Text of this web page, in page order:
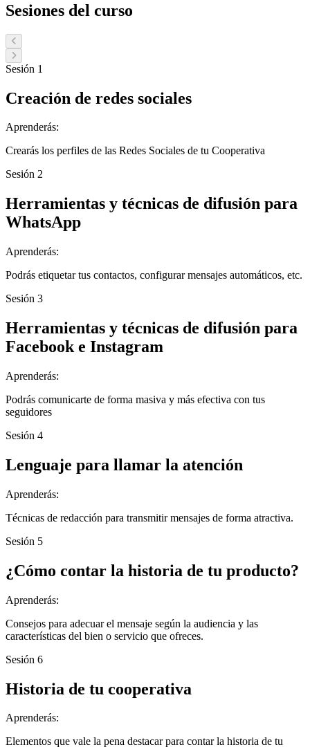
Sesiones del curso
Sesión 1
Creación de redes sociales
Aprenderás:
Crearás los perfiles de las Redes Sociales de tu Cooperativa
Sesión 2
Herramientas y técnicas de difusión para
WhatsApp
Aprenderás:
Podrás etiquetar tus contactos, configurar mensajes automáticos, etc.
Sesión 3
Herramientas y técnicas de difusión para
Facebook e Instagram
Aprenderás:
Podrás comunicarte de forma masiva y más efectiva con tus
seguidores
Sesión 4
Lenguaje para llamar la atención
Aprenderás:
Técnicas de redacción para transmitir mensajes de forma atractiva.
Sesión 5
¿Cómo contar la historia de tu producto?
Aprenderás:
Consejos para adecuar el mensaje según la audiencia y las
características del bien o servicio que ofreces.
Sesión 6
Historia de tu cooperativa
Aprenderás:
Elementos que vale la pena destacar para contar la historia de tu